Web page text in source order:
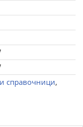
справочници,